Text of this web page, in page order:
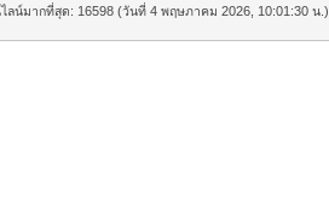
ไลน์มากที่สุด: 16598 (วันที่ 4 พฤษภาคม 2026, 10:01:30 น.)